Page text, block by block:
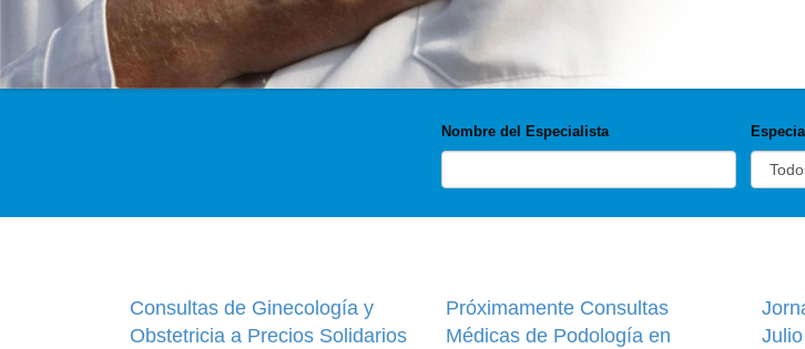
Nombre del Especialista
Consultas de Ginecología y
Obstetricia a Precios Solidarios
Próximamente Consultas
Médicas de Podología en